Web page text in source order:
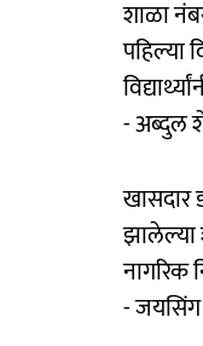
शाळा
पहिल्या
- अब्दुल
खासदार
झालेल्या
नागरिक
-